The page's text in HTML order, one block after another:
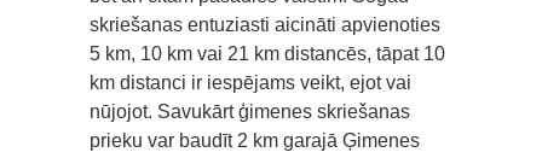
skriešanas entuziasti aicināti apvienoties
5 km, 10 km vai 21 km distancēs, tāpat 10
km distanci ir iespējams veikt, ejot vai
nūjojot. Savukārt ģimenes skriešanas
prieku var baudīt 2 km garajā Ģimenes